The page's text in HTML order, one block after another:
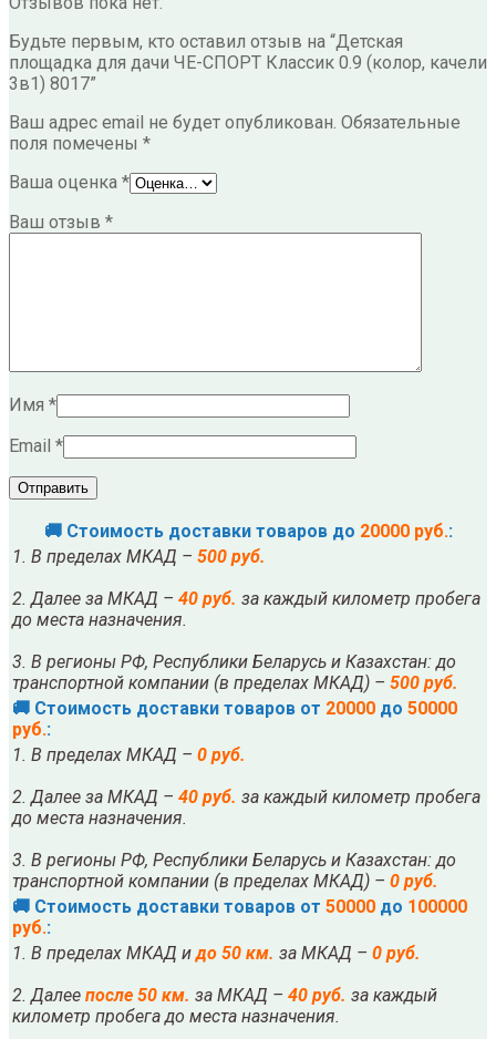
Будьте первым, кто оставил отзыв на “Детская
площадка для дачи ЧЕ-СПОРТ Классик 0.9 (колор, качели
3в1) 8017”
Ваш адрес email не будет опубликован. Обязательные
поля помечены *
Ваша оценка *
Ваш отзыв *
Имя *
Email *
🚚 Стоимость доставки товаров до 20000 руб.:
1. В пределах МКАД – 500 руб.
2. Далее за МКАД – 40 руб. за каждый километр пробега
до места назначения.
3. В регионы РФ, Республики Беларусь и Казахстан: до
транспортной компании (в пределах МКАД) – 500 руб.
🚚 Стоимость доставки товаров от 20000 до 50000
руб.:
1. В пределах МКАД – 0 руб.
2. Далее за МКАД – 40 руб. за каждый километр пробега
до места назначения.
3. В регионы РФ, Республики Беларусь и Казахстан: до
транспортной компании (в пределах МКАД) – 0 руб.
🚚 Стоимость доставки товаров от 50000 до 100000
руб.:
1. В пределах МКАД идо 50 км. за МКАД – 0 руб.
2. Далее после 50 км. за МКАД – 40 руб. за каждый
километр пробега до места назначения.